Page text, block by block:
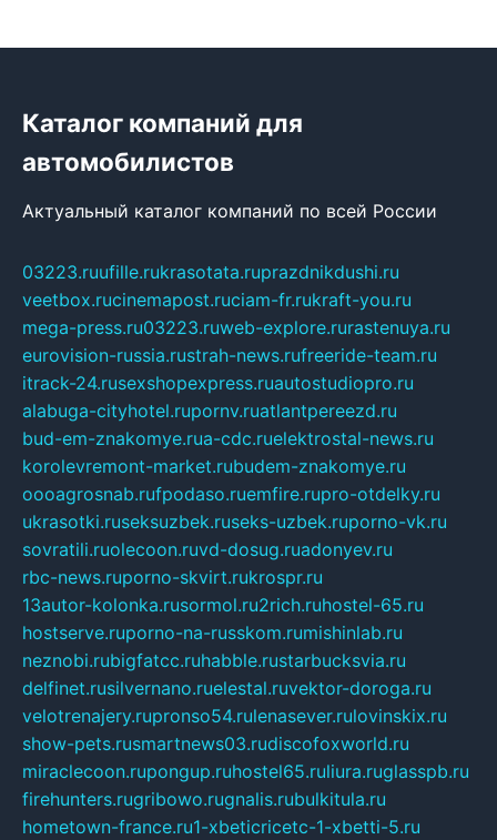
Каталог компаний для
автомобилистов
Актуальный каталог компаний по всей России
03223.ruufille.rukrasotata.ruprazdnikdushi.ru
veetbox.rucinemapost.ruciam-fr.rukraft-you.ru
mega-press.ru03223.ruweb-explore.rurastenuya.ru
eurovision-russia.rustrah-news.rufreeride-team.ru
itrack-24.rusexshopexpress.ruautostudiopro.ru
alabuga-cityhotel.rupornv.ruatlantpereezd.ru
bud-em-znakomye.rua-cdc.ruelektrostal-news.ru
korolevremont-market.rubudem-znakomye.ru
oooagrosnab.rufpodaso.ruemfire.rupro-otdelky.ru
ukrasotki.ruseksuzbek.ruseks-uzbek.ruporno-vk.ru
sovratili.ruolecoon.ruvd-dosug.ruadonyev.ru
rbc-news.ruporno-skvirt.rukrospr.ru
13autor-kolonka.rusormol.ru2rich.ruhostel-65.ru
hostserve.ruporno-na-russkom.rumishinlab.ru
neznobi.rubigfatcc.ruhabble.rustarbucksvia.ru
delfinet.rusilvernano.ruelestal.ruvektor-doroga.ru
velotrenajery.rupronso54.rulenasever.rulovinskix.ru
show-pets.rusmartnews03.rudiscofoxworld.ru
miraclecoon.rupongup.ruhostel65.ruliura.ruglasspb.ru
firehunters.rugribowo.rugnalis.rubulkitula.ru
hometown-france.ru1-xbeticricetc-1-xbetti-5.ru